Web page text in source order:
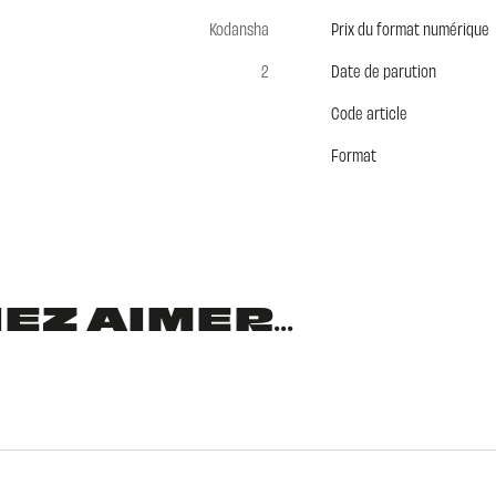
Kodansha
2
Prix du format numérique
Date de parution
Code article
Format
AIMER...